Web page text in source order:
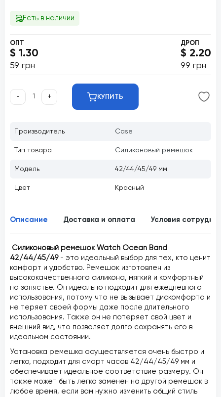
Есть в наличии
ОПТ
$ 1.30
59 грн
ДРОП
$ 2.20
99 грн
- + КУПИТЬ
Производитель Case
Тип товара Силиконовый ремешок
Модель 42/44/45/49 мм
Цвет Красный
Описание Доставка и оплата Условия
Силиконовый ремешок Watch Ocean Band
42/44/45/49- это идеальный выбор для тех, кто ценит
комфорт и удобство. Ремешок изготовлен из
высококачественного силикона, мягкий и комфортный
на запястье. Он идеально подходит для ежедневного
использования, потому что не вызывает дискомфорта и
не теряет своей формы даже после длительного
использования. Также он не потеряет свой цвет и
внешний вид, что позволяет долго сохранять его в
идеальном состоянии.
Установка ремешка осуществляется очень быстро и
легко, подходит для смарт часов 42/44/45/49 мм и
обеспечивает идеальное соответствие размеру. Он
также может быть легко заменен на другой ремешок в
любое время, если вам нужно изменить общий стиль